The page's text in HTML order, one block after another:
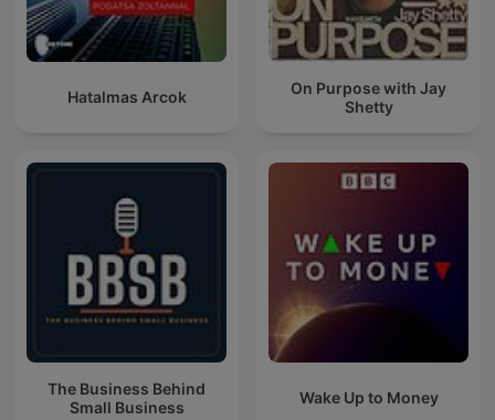
Hatalmas Arcok
On Purpose with Jay
Shetty
The Business Behind
Small Business
Wake Up to Money